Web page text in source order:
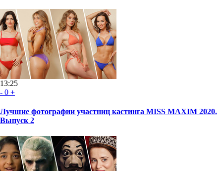
13:25
- 0 +
Лучшие фотографии участниц кастинга MISS MAXIM 2020.
Выпуск 2